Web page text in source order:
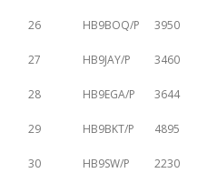
26 HB9BOQ/P 3950
27 HB9JAY/P 3460
28 HB9EGA/P 3644
29 HB9BKT/P 4895
30 HB9SW/P 2230